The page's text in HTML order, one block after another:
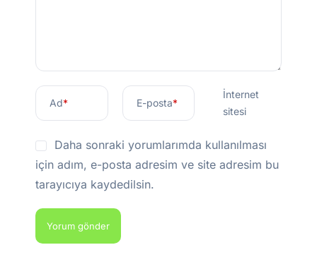
Ad* E-posta*
İnternet
sitesi
Daha sonraki yorumlarımda kullanılması
için adım, e-posta adresim ve site adresim bu
tarayıcıya kaydedilsin.